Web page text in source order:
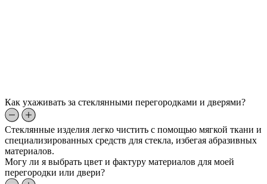
Как ухаживать за стеклянными перегородками и дверями?
Стеклянные изделия легко чистить с помощью мягкой ткани и
специализированных средств для стекла, избегая абразивных
материалов.
Могу ли я выбрать цвет и фактуру материалов для моей
перегородки или двери?